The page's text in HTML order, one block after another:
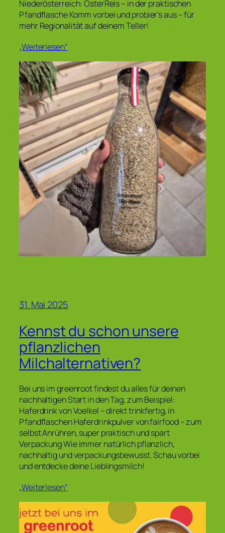
Niederösterreich: ÖsterReis – in der praktischen
Pfandflasche Komm vorbei und probier’s aus – für
mehr Regionalität auf deinem Teller!
„Weiterlesen“
31. Mai 2025
Kennst du schon unsere
pflanzlichen
Milchalternativen?
Bei uns im greenroot findest du alles für deinen
nachhaltigen Start in den Tag, zum Beispiel:
Haferdrink von Voelkel – direkt trinkfertig, in
Pfandflaschen Haferdrinkpulver von fairfood – zum
selbst Anrühren, super praktisch und spart
Verpackung Wie immer natürlich pflanzlich,
nachhaltig und verpackungsbewusst. Schau vorbei
und entdecke deine Lieblingsmilch!
„Weiterlesen“